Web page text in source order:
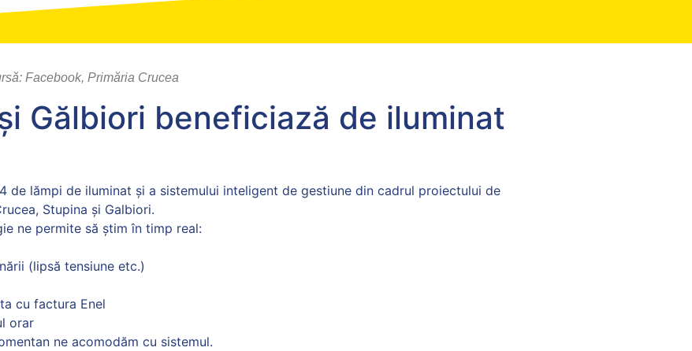
Facebook, Primăria Crucea
Gălbiori beneficiază de iluminat
lămpi de iluminat și a sistemului inteligent de gestiune din cadrul proiectului de
Stupina și Galbiori.
ne permite să știm în timp real:
(lipsă tensiune etc.)
cu factura Enel
orar
ne acomodăm cu sistemul.